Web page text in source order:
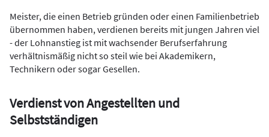
Meister, die einen Betrieb gründen oder einen Familienbetrieb
übernommen haben, verdienen bereits mit jungen Jahren viel
- der Lohnanstieg ist mit wachsender Berufserfahrung
verhältnismäßig nicht so steil wie bei Akademikern,
Technikern oder sogar Gesellen.
Verdienst von Angestellten und
Selbstständigen